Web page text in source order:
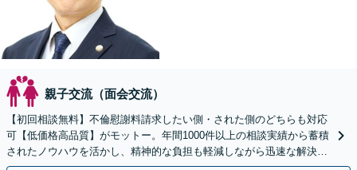
親子交流（面会交流）
【初回相談無料】不倫慰謝料請求したい側・された側のどちらも対応
可【低価格高品質】がモットー。年間1000件以上の相談実績から蓄積
されたノウハウを活かし、精神的な負担も軽減しながら迅速な解決を
目指します。【休日・夜間相談あり】【ビデオ面談可】